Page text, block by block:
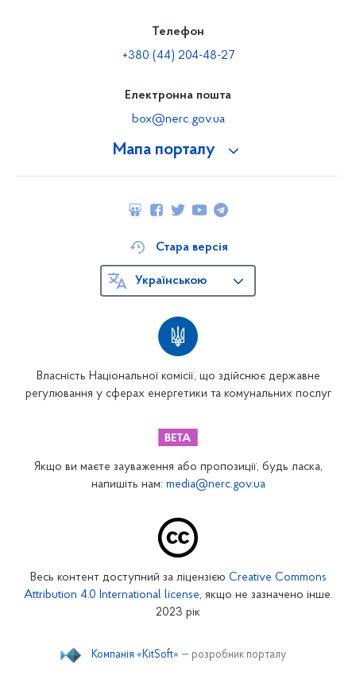
Мапа порталу
Телефон
+380 (44) 204-48-27
Електронна пошта
box@nerc.gov.ua
Власність Національної комісії, що здійснює державне
регулювання у сферах енергетики та комунальних послуг
Стара версія
Українською
Якщо ви маєте зауваження або пропозиції, будь ласка,
напишіть нам: media@nerc.gov.ua
Весь контент доступний за ліцензією Creative Commons
Attribution 4.0 International license, якщо не зазначено інше.
2023 рік
Компанія «KitSoft» — розробник порталу